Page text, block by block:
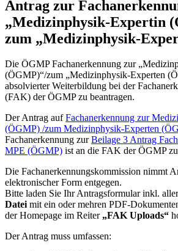
Antrag zur
„Medizinphysik-Expertin
zum „Medizinphysik-
Die ÖGMP Fachanerkennung zur
(ÖGMP)“/zum „Medizinphysik-Experten
absolvierter Weiterbildung bei der
(FAK) der ÖGMP zu beantragen.
Der Antrag aufFachanerkennung zur
(ÖGMP) /zum Medizinphysik-Experten
Fachanerkennung zurBeilage 3 Antrag
MPE (ÖGMP) ist an die FAK der ÖGMP
Die Fachanerkennungskommission nimmt
elektronischer Form entgegen.
Bitte laden Sie Ihr Antragsformular inkl.
Dateimit ein oder mehren PDF-
der Homepage im Reiter „FAK Uploads“
Der Antrag muss umfassen: